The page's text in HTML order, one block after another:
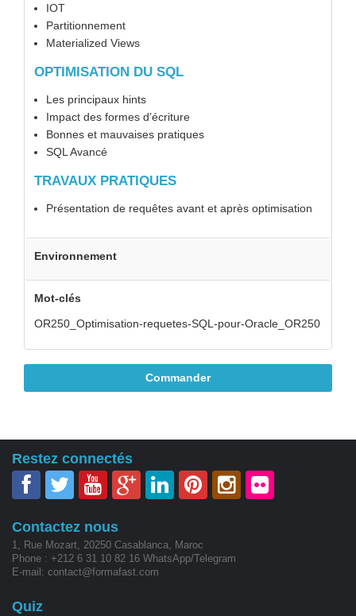
IOT
Partitionnement
Materialized Views
OPTIMISATION DU SQL
Les principaux hints
Impact des formes d’écriture
Bonnes et mauvaises pratiques
SQL Avancé
TRAVAUX PRATIQUES
Présentation de requêtes avant et après optimisation
Environnement
Mot-clés
OR250_Optimisation-requetes-SQL-pour-Oracle_OR250
Commander
Restez connectés
Contactez nous
1, Rue Mozart, 20250 Casablanca, Maroc
Phone : +212 6 31 10 82 16 WhatsApp/Telegram
E-mail: contact@formafast.com
Quiz